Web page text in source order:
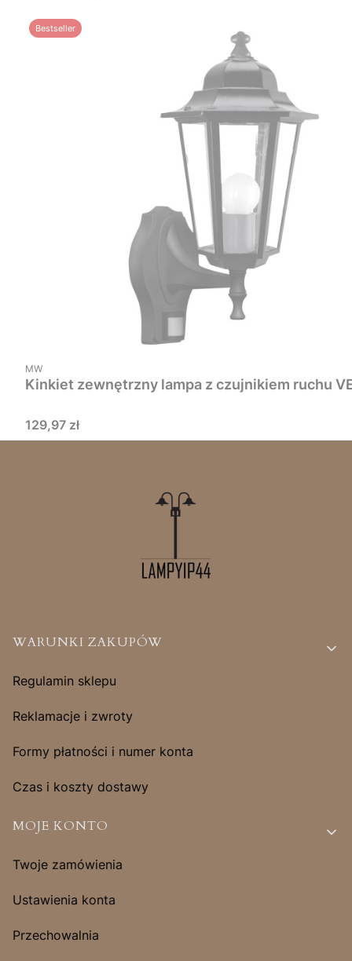
Bestseller
PRODUCENT
MW
Kinkiet zewnętrzny lampa z czujnikiem ruchu
Cena
129,97 zł
Linki w stopce
WARUNKI ZAKUPÓW
Regulamin sklepu
Reklamacje i zwroty
Formy płatności i numer konta
Czas i koszty dostawy
MOJE KONTO
Twoje zamówienia
Ustawienia konta
Przechowalnia